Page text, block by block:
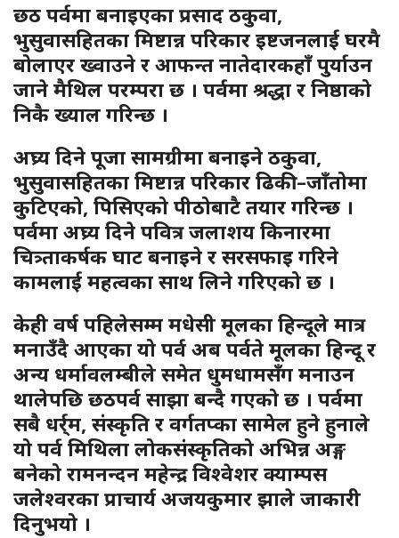
छठ पर्वमा बनाइएका प्रसाद ठकुवा,
भुसुवासहितका मिष्टान्न परिकार इष्टजनलाई घरमै
बोलाएर ख्वाउने र आफन्त नातेदारकहाँ पुर्याउन
जाने मैथिल परम्परा छ । पर्वमा श्रद्धा र निष्ठाको
निकै ख्याल गरिन्छ ।
अघ्र्य दिने पूजा सामग्रीमा बनाइने ठकुवा,
भुसुवासहितका मिष्टान्न परिकार ढिकी–जाँतोमा
कुटिएको, पिसिएको पीठोबाटै तयार गरिन्छ ।
पर्वमा अघ्र्य दिने पवित्र जलाशय किनारमा
चित्र्ताकर्षक घाट बनाइने र सरसफाइ गरिने
कामलाई महत्वका साथ लिने गरिएको छ ।
केही वर्ष पहिलेसम्म मधेसी मूलका हिन्दूले मात्र
मनाउँदै आएका यो पर्व अब पर्वते मूलका हिन्दू र
अन्य धर्मावलम्बीले समेत धुमधामसँग मनाउन
थालेपछि छठपर्व साझा बन्दै गएको छ । पर्वमा
सबै धर्र्म, संस्कृति र वर्गतप्का सामेल हुने हुनाले
यो पर्व मिथिला लोकसंस्कृतिको अभिन्न अङ्ग
बनेको रामनन्दन महेन्द्र विश्वेशर क्याम्पस
जलेश्वरका प्राचार्य अजयकुमार झाले जाकारी
दिनुभयो ।